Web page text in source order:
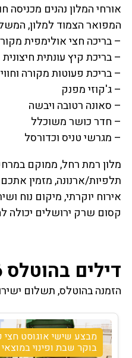
המפואר הצמוד למלון,
– בריכה חצי אולימפית
– בריכת קיץ עונתית חיצונית
– בריכת פעוטות מקורה
– ג'קוזי מפנק
– סאונה רטובה ויבשה
– חדר כושר משוכלל
– מגרשי טניס וכדורסל
תלפיות/ארנונה, מזמין
אירוח יוקרתי, מיקום נוח
קסום שרק ירושלים יכולה
דילים בהוטלס 2026
הזמנה בהוטלס, תשלום
מבצע שישי אוגוסט חצי
בוקר שבת ופינוי